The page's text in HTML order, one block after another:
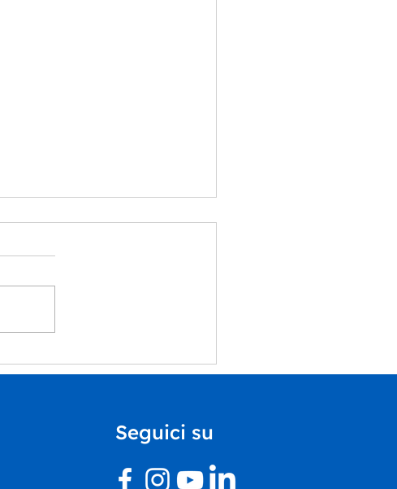
Dipartimento Educazione
Seguici su